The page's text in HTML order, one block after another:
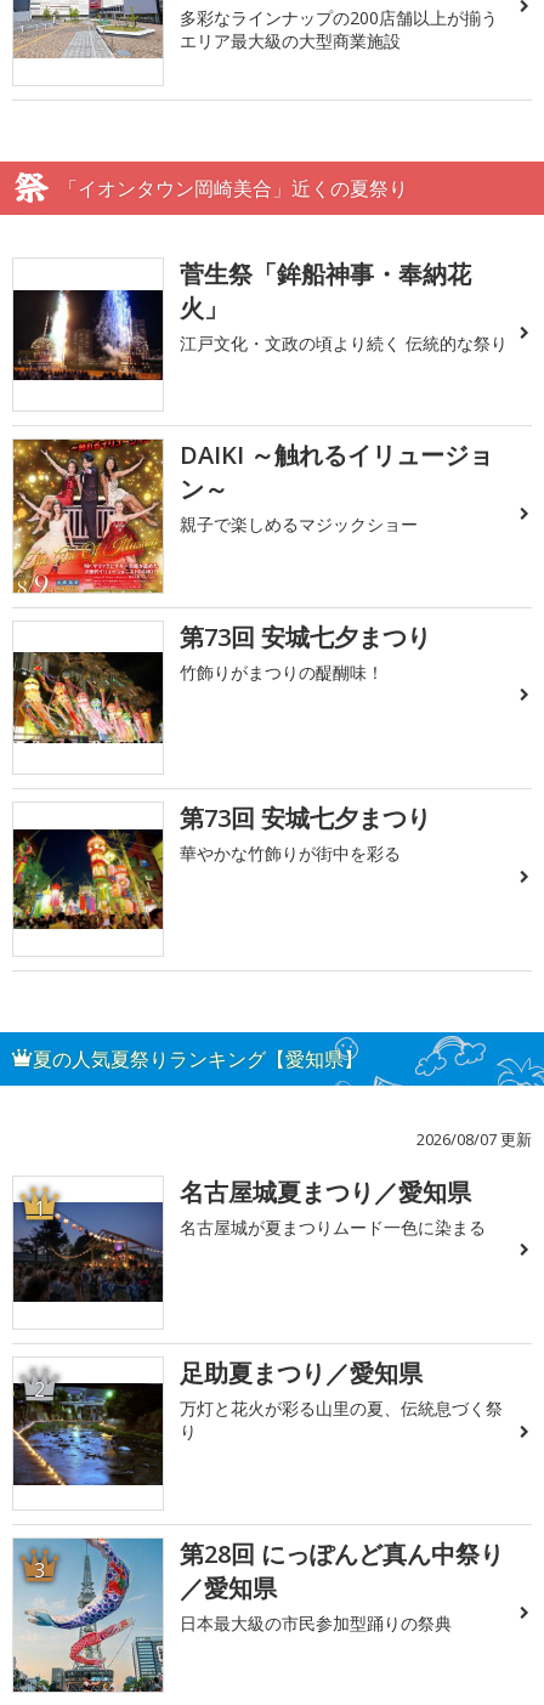
多彩なラインナップの200店舗以上が揃う
エリア最大級の大型商業施設
「イオンタウン岡崎美合」近くの夏祭り
菅生祭「鉾船神事・奉納花
火」
江戸文化・文政の頃より続く 伝統的な祭り
DAIKI ～触れるイリュージョ
ン～
親子で楽しめるマジックショー
第73回 安城七夕まつり
竹飾りがまつりの醍醐味！
第73回 安城七夕まつり
華やかな竹飾りが街中を彩る
夏の人気夏祭りランキング【愛知県】
2026/08/07 更新
1 名古屋城夏まつり／愛知県
名古屋城が夏まつりムード一色に染まる
2 足助夏まつり／愛知県
万灯と花火が彩る山里の夏、伝統息づく祭
り
3
第28回 にっぽんど真ん中祭り
／愛知県
日本最大級の市民参加型踊りの祭典